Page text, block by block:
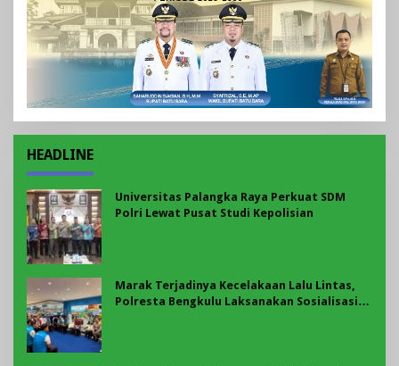
HEADLINE
Universitas Palangka Raya Perkuat SDM
Polri Lewat Pusat Studi Kepolisian
Marak Terjadinya Kecelakaan Lalu Lintas,
Polresta Bengkulu Laksanakan Sosialisasi